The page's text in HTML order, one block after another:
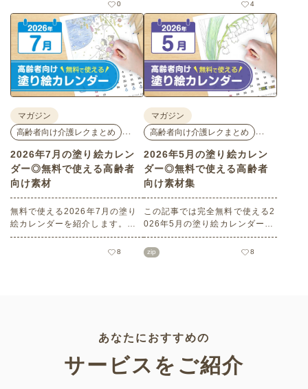
い出のイラストなど、使いやす
いレクリエーション素材満載で
す！商用フリーで無料のためお
気軽にさまざまなシーンでお使
いいただけます。
0
い出のイラストなど、使いやす
い素材満載です！商用フリーで
無料のためお気軽にさまざまな
シーンでお使いいただけます。
4
マガジン
高齢者向け介護レクまとめ
2026年7月の塗り絵カレン
ダー◎無料で使える高齢者
向け素材
無料で使える2026年7月の塗り
絵カレンダーを紹介します。子
どもから高齢者までどなたでも
お使いいただけて、花や植物な
8
マガジン
高齢者向け介護レクまとめ
2026年5月の塗り絵カレン
ダー◎無料で使える高齢者
向け素材集
この記事では完全無料で使える2
026年5月の塗り絵カレンダーを
ご紹介します。こどもの日や母
の日などの季節感を感じられる
zip 8
あなたにおすすめの
サービスをご紹介